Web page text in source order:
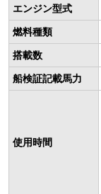
エンジン型式
燃料種類
搭載数
船検証記載馬力
使用時間